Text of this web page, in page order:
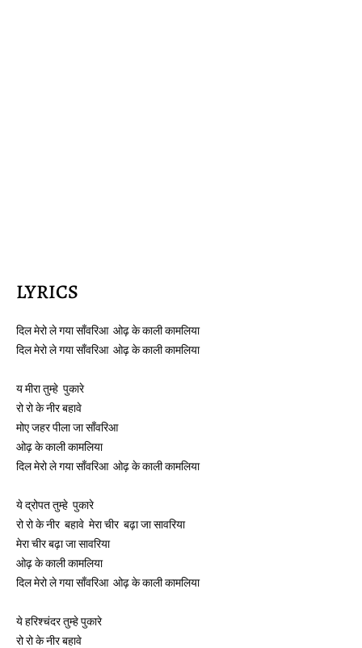
LYRICS
दिल मेरो ले गया साँवरिआ  ओढ़ के काली कामलिया
दिल मेरो ले गया साँवरिआ  ओढ़ के काली कामलिया
य मीरा तुम्हे  पुकारे
रो रो के नीर बहावे
मोए जहर पीला जा साँवरिआ
ओढ़ के काली कामलिया
दिल मेरो ले गया साँवरिआ  ओढ़ के काली कामलिया
ये द्रोपत तुम्हे  पुकारे
रो रो के नीर बहावे मेरा चीर  बढ़ा जा सावरिया
मेरा चीर बढ़ा जा सावरिया
ओढ़ के काली कामलिया
दिल मेरो ले गया साँवरिआ  ओढ़ के काली कामलिया
ये हरिश्चंदर तुम्हे पुकारे
रो रो के नीर बहावे